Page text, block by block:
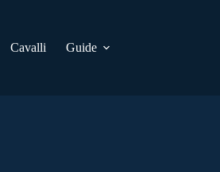
Cavalli Guide